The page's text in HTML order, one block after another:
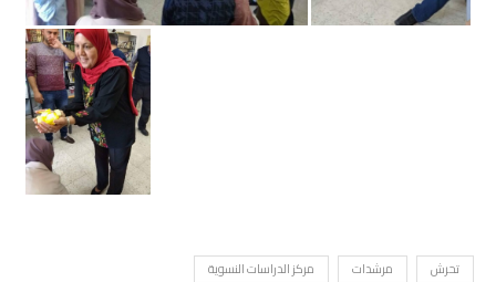
تحرش مرشدات مركز الدراسات النسوية